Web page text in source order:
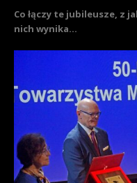
Co łączy te jubileusze, z
nich wynika...